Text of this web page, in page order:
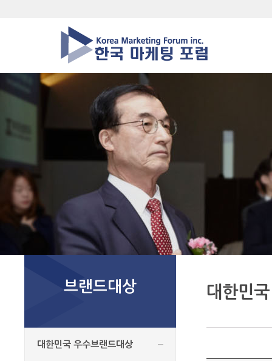
브랜드대상
대한민국 우수브랜드대상
대한민